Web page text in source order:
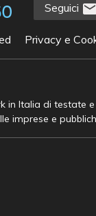
Seguici
Privacy e
in Italia di testate
imprese e